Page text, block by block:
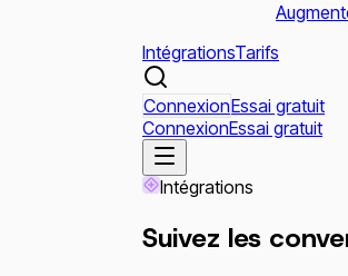
IntégrationsTarifs
ConnexionEssai gratuit
ConnexionEssai gratuit
Intégrations
Suivez les